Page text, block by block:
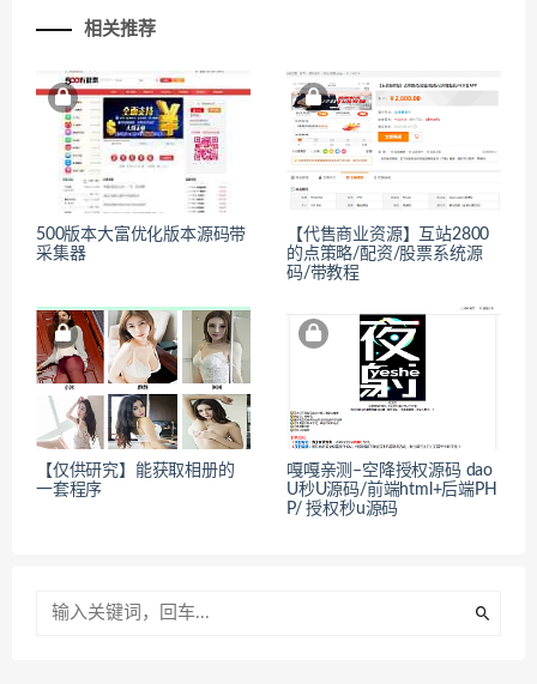
相关推荐
500版本大富优化版本源码带
采集器
【代售商业资源】互站2800
的点策略/配资/股票系统源
码/带教程
【仅供研究】能获取相册的
一套程序
嘎嘎亲测–空降授权源码 dao
U秒U源码/前端html+后端PH
P/ 授权秒u源码